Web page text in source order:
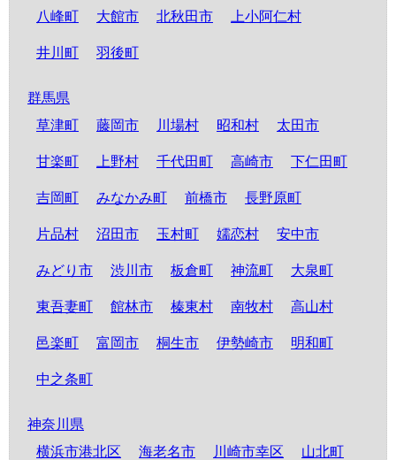
八峰町 大館市 北秋田市 上小阿仁村
井川町 羽後町
群馬県
草津町
藤岡市 川場村 昭和村 太田市
甘楽町 上野村 千代田町 高崎市 下仁田町
吉岡町 みなかみ町 前橋市 長野原町
片品村 沼田市 玉村町 嬬恋村 安中市
みどり市 渋川市 板倉町 神流町 大泉町
東吾妻町 館林市 榛東村 南牧村 高山村
邑楽町 富岡市 桐生市 伊勢崎市 明和町
中之条町
神奈川県
横浜市港北区
海老名市 川崎市幸区 山北町